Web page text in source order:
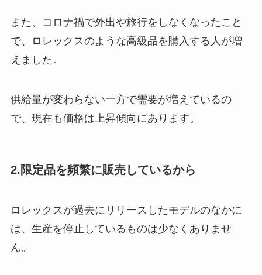
また、コロナ禍で外出や旅行をしなくなったこと
で、ロレックスのような高級品を購入する人が増
えました。
供給量が変わらない一方で需要が増えているの
で、現在も価格は上昇傾向にあります。
2.限定品を頻繁に販売しているから
ロレックスが過去にリリースしたモデルのなかに
は、生産を停止しているものは少なくありませ
ん。